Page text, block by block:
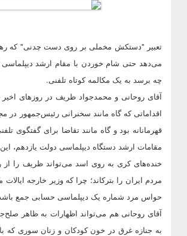
تعبیر "دستکش مخملی بر روی دست چدنی" که
می‌دهد حتی شام خوردن با مقام ارشد
چه برسد به یک مکالمه کوتاه تلفنی.
آقای روحانی و محمدجواد ظریف در روزهای اخیر
اقداماتی که گاه مانند سخنرانی رئیس‌جمهور
قهرمانانه بود و گاه مانند تقاضا برای گفتگوی
مقامات ارشد دستگاه دیپلماسی دولت یازدهم،
خنده‌های کری به روی اسد می‌تواند ظریف را از
حواس مرد شماره یک دیپلماسی حسابی جمع
آقای روحانی هم می‌تواند اظهارات به ظاهر
به جنازه غرق در خون کودکان و زنان سوری که با